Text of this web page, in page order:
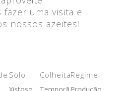
fazer uma visita e
nossos azeites!
Solo ColheitaRegime